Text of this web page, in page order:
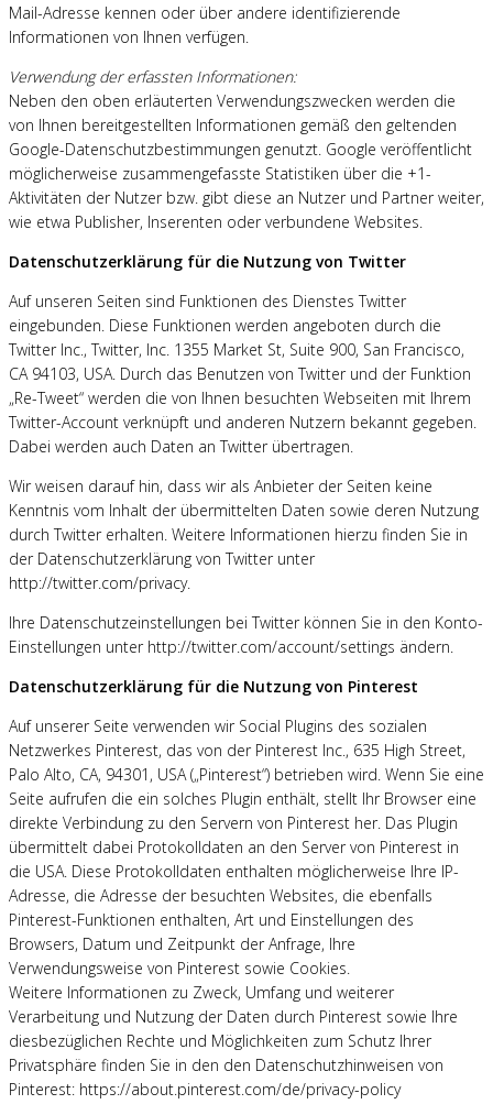
Mail-Adresse kennen oder über andere identifizierende
Informationen von Ihnen verfügen.
Verwendung der erfassten Informationen:
Neben den oben erläuterten Verwendungszwecken werden die
von Ihnen bereitgestellten Informationen gemäß den geltenden
Google-Datenschutzbestimmungen genutzt. Google veröffentlicht
möglicherweise zusammengefasste Statistiken über die +1-
Aktivitäten der Nutzer bzw. gibt diese an Nutzer und Partner weiter,
wie etwa Publisher, Inserenten oder verbundene Websites.
Datenschutzerklärung für die Nutzung von Twitter
Auf unseren Seiten sind Funktionen des Dienstes Twitter
eingebunden. Diese Funktionen werden angeboten durch die
Twitter Inc., Twitter, Inc. 1355 Market St, Suite 900, San Francisco,
CA 94103, USA. Durch das Benutzen von Twitter und der Funktion
„Re-Tweet“ werden die von Ihnen besuchten Webseiten mit Ihrem
Twitter-Account verknüpft und anderen Nutzern bekannt gegeben.
Dabei werden auch Daten an Twitter übertragen.
Wir weisen darauf hin, dass wir als Anbieter der Seiten keine
Kenntnis vom Inhalt der übermittelten Daten sowie deren Nutzung
durch Twitter erhalten. Weitere Informationen hierzu finden Sie in
der Datenschutzerklärung von Twitter unter
http://twitter.com/privacy.
Ihre Datenschutzeinstellungen bei Twitter können Sie in den Konto-
Einstellungen unter http://twitter.com/account/settings ändern.
Datenschutzerklärung für die Nutzung von Pinterest
Auf unserer Seite verwenden wir Social Plugins des sozialen
Netzwerkes Pinterest, das von der Pinterest Inc., 635 High Street,
Palo Alto, CA, 94301, USA („Pinterest“) betrieben wird. Wenn Sie eine
Seite aufrufen die ein solches Plugin enthält, stellt Ihr Browser eine
direkte Verbindung zu den Servern von Pinterest her. Das Plugin
übermittelt dabei Protokolldaten an den Server von Pinterest in
die USA. Diese Protokolldaten enthalten möglicherweise Ihre IP-
Adresse, die Adresse der besuchten Websites, die ebenfalls
Pinterest-Funktionen enthalten, Art und Einstellungen des
Browsers, Datum und Zeitpunkt der Anfrage, Ihre
Verwendungsweise von Pinterest sowie Cookies.
Weitere Informationen zu Zweck, Umfang und weiterer
Verarbeitung und Nutzung der Daten durch Pinterest sowie Ihre
diesbezüglichen Rechte und Möglichkeiten zum Schutz Ihrer
Privatsphäre finden Sie in den den Datenschutzhinweisen von
Pinterest: https://about.pinterest.com/de/privacy-policy